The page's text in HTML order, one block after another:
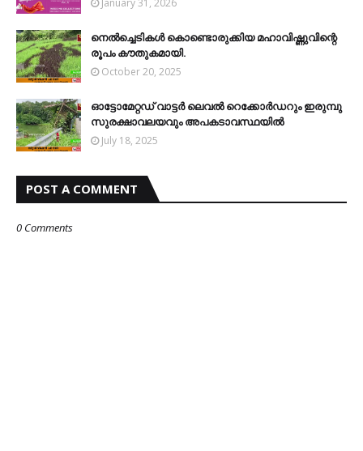
January 31, 2026
നെല്‍ച്ചെടികള്‍ കൊണ്ടൊരുക്കിയ മഹാവിഷ്ണുവിന്റെ
രൂപം കൗതുകമായി.
October 20, 2025
ഓട്ടോമേറ്റഡ് വാട്ടര്‍ ലെവല്‍ റെക്കോര്‍ഡറും ഇരുമ്പു
സുരക്ഷാവലയവും അപകടാവസ്ഥയില്‍
July 18, 2025
POST A COMMENT
0 Comments